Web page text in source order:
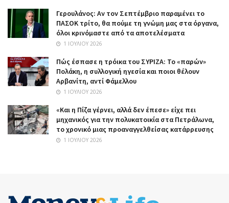
Γερουλάνος: Αν τον Σεπτέμβριο παραμένει το
ΠΑΣΟΚ τρίτο, θα πούμε τη γνώμη μας στα όργανα,
όλοι κρινόμαστε από τα αποτελέσματα
1 ΙΟΥΛΊΟΥ 2026
Πώς έσπασε η τρόικα του ΣΥΡΙΖΑ: Το «παρών»
Πολάκη, η συλλογική ηγεσία και ποιοι θέλουν
Αρβανίτη, αντί Φάμελλου
1 ΙΟΥΛΊΟΥ 2026
«Και η Πίζα γέρνει, αλλά δεν έπεσε» είχε πει
μηχανικός για την πολυκατοικία στα Πετράλωνα,
το χρονικό μιας προαναγγελθείσας κατάρρευσης
1 ΙΟΥΛΊΟΥ 2026